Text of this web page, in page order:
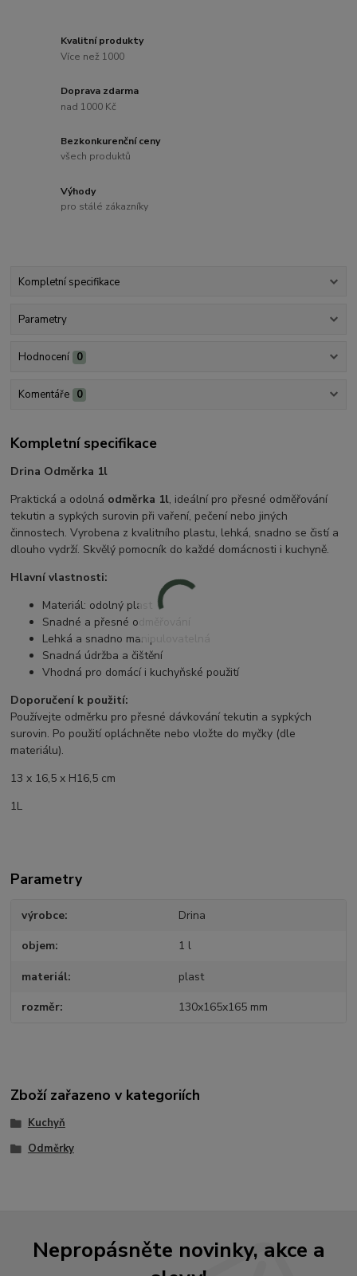
Kvalitní produkty
Více než 1000
Doprava zdarma
nad 1000 Kč
Bezkonkurenční ceny
všech produktů
Výhody
pro stálé zákazníky
Kompletní specifikace
Parametry
Hodnocení 0
Komentáře 0
Kompletní specifikace
Drina Odměrka 1l
Praktická a odolná odměrka 1l, ideální pro přesné odměřování
tekutin a sypkých surovin při vaření, pečení nebo jiných
činnostech. Vyrobena z kvalitního plastu, lehká, snadno se čistí a
dlouho vydrží. Skvělý pomocník do každé domácnosti i kuchyně.
Hlavní vlastnosti:
Materiál: odolný plast
Snadné a přesné odměřování
Lehká a snadno manipulovatelná
Snadná údržba a čištění
Vhodná pro domácí i kuchyňské použití
Doporučení k použití:
Používejte odměrku pro přesné dávkování tekutin a sypkých
surovin. Po použití opláchněte nebo vložte do myčky (dle
materiálu).
13 x 16,5 x H16,5 cm
1L
Parametry
výrobce Drina
objem 1 l
materiál plast
rozměr 130x165x165 mm
Zboží zařazeno v kategoriích
Kuchyň
Odměrky
Nepropásněte novinky, akce a